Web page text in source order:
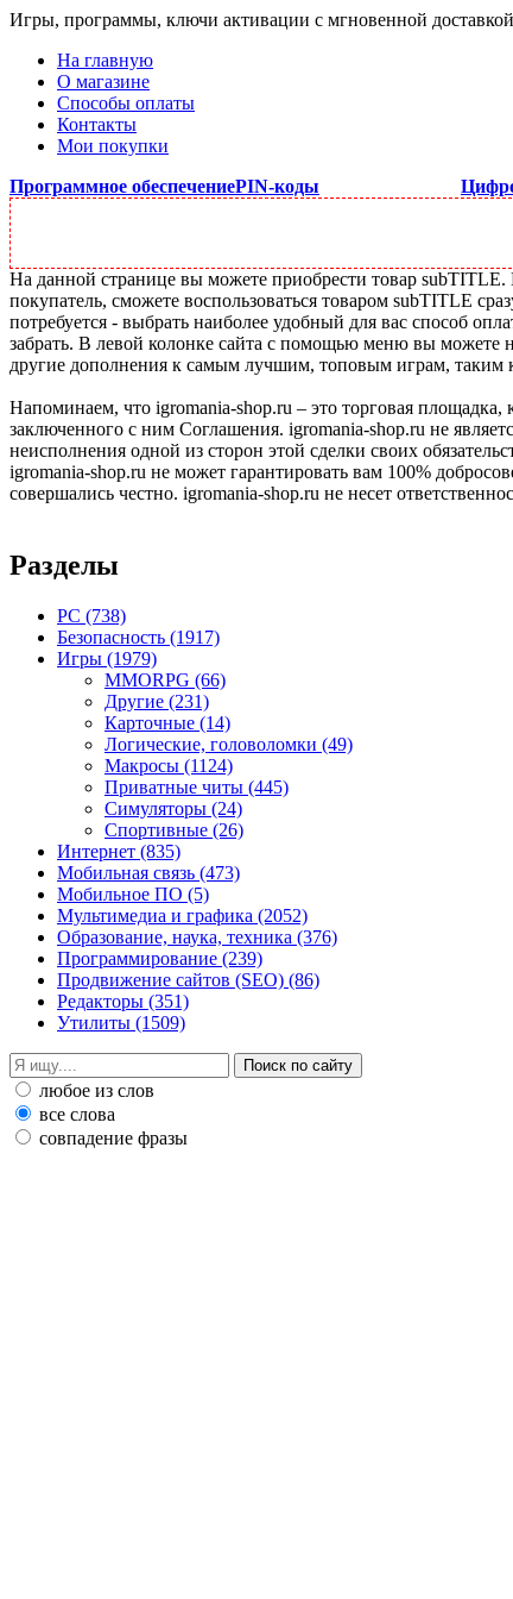
Игры, программы, ключи активации с мгновенной
На главную
О магазине
Способы оплаты
Контакты
Мои покупки
Программное обеспечениеPIN-коды
На данной странице вы можете приобрести товар
покупатель, сможете воспользоваться товаром subTITLE
потребуется - выбрать наиболее удобный для вас способ
забрать. В левой колонке сайта с помощью меню вы можете
другие дополнения к самым лучшим, топовым играм,
Напоминаем, что igromania-shop.ru – это торговая
заключенного с ним Соглашения. igromania-shop.ru не
неисполнения одной из сторон этой сделки своих
igromania-shop.ru не может гарантировать вам 100%
совершались честно. igromania-shop.ru не несет
Разделы
PC (738)
Безопасность (1917)
Игры (1979)
MMORPG (66)
Другие (231)
Карточные (14)
Логические, головоломки (49)
Макросы (1124)
Приватные читы (445)
Симуляторы (24)
Спортивные (26)
Интернет (835)
Мобильная связь (473)
Мобильное ПО (5)
Мультимедиа и графика (2052)
Образование, наука, техника (376)
Программирование (239)
Продвижение сайтов (SEO) (86)
Редакторы (351)
Утилиты (1509)
любое из слов
все слова
совпадение фразы